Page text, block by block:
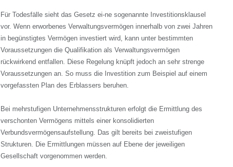
Für Todesfälle sieht das Gesetz ei-ne sogenannte Investitionsklausel
vor. Wenn erworbenes Verwaltungsvermögen innerhalb von zwei Jahren
in begünstigtes Vermögen investiert wird, kann unter bestimmten
Voraussetzungen die Qualifikation als Verwaltungsvermögen
rückwirkend entfallen. Diese Regelung knüpft jedoch an sehr strenge
Voraussetzungen an. So muss die Investition zum Beispiel auf einem
vorgefassten Plan des Erblassers beruhen.
Bei mehrstufigen Unternehmensstrukturen erfolgt die Ermittlung des
verschonten Vermögens mittels einer konsolidierten
Verbundsvermögensaufstellung. Das gilt bereits bei zweistufigen
Strukturen. Die Ermittlungen müssen auf Ebene der jeweiligen
Gesellschaft vorgenommen werden.